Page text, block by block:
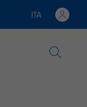
Lingua attiva:
ITA